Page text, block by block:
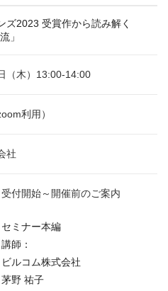
ズ2023 受賞作から読み解く
」
（木）13:00-14:00
利用）
社
受付開始～開催前のご案内
セミナー本編
講師：
ビルコム株式会社
茅野 祐子